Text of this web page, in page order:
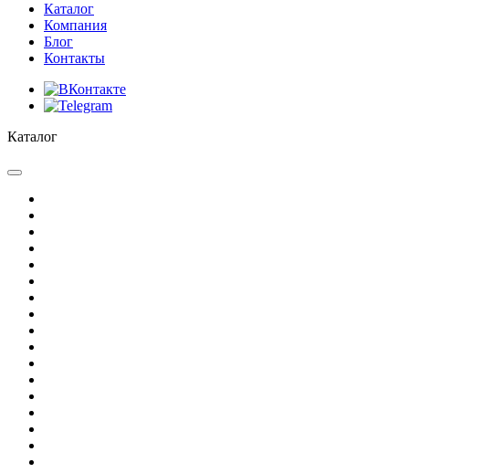
Каталог
Компания
Блог
Контакты
Каталог